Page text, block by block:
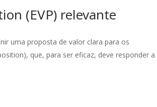
(EVP) relevante
uma proposta de valor clara para os
que, para ser eficaz, deve responder a